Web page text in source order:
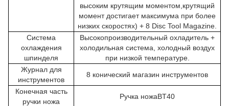
высоким крутящим моментом,крутящий
момент достигает максимума при более
низких скоростях) + 8 Disc Tool Magazine.
Система
охлаждения
шпинделя
Высокопроизводительный охладитель +
холодильная система, холодный воздух
при низкой температуре.
Журнал для
инструментов
8 конический магазин инструментов
Конечная часть
ручки ножа
Ручка ножаBT40